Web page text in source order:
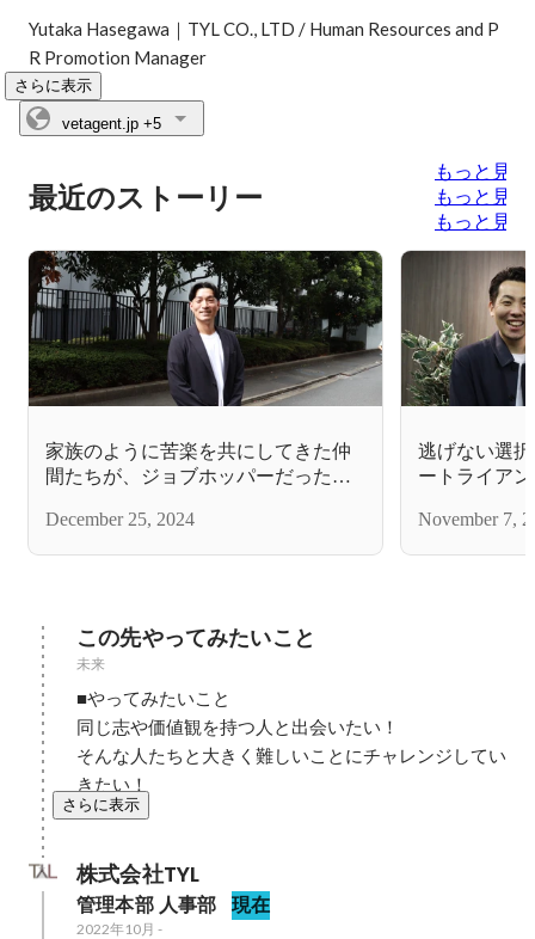
Yutaka Hasegawa｜TYL CO., LTD / Human Resources and P
R Promotion Manager
さらに表示
vetagent.jp +5
最近のストーリー
もっと見る
もっと見る
もっと見る
家族のように苦楽を共にしてきた仲
間たちが、ジョブホッパーだった自
し続けている原動力とは？
December 25, 2024
逃げない選
ートライア
November 7,
この先やってみたいこと
未来
■やってみたいこと
同じ志や価値観を持つ人と出会いたい！
そんな人たちと大きく難しいことにチャレンジしてい
きたい！
さらに表示
株式会社TYL
管理本部 人事部 現在
2022年10月 -